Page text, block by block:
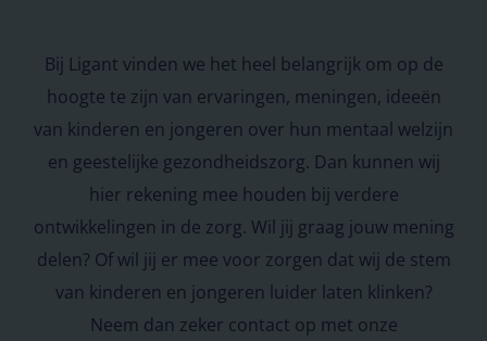
Bij Ligant vinden we het heel belangrijk om op de
hoogte te zijn van ervaringen, meningen, ideeën
van kinderen en jongeren over hun mentaal welzijn
en geestelijke gezondheidszorg. Dan kunnen wij
hier rekening mee houden bij verdere
ontwikkelingen in de zorg. Wil jij graag jouw mening
delen? Of wil jij er mee voor zorgen dat wij de stem
van kinderen en jongeren luider laten klinken?
Neem dan zeker contact op met onze